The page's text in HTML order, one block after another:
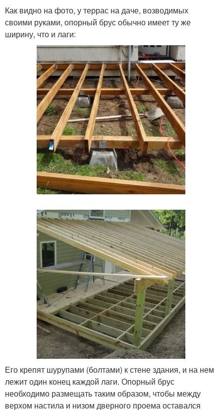
Как видно на фото, у террас на даче, возводимых
своими руками, опорный брус обычно имеет ту же
ширину, что и лаги:
Его крепят шурупами (болтами) к стене здания, и на нем
лежит один конец каждой лаги. Опорный брус
необходимо размещать таким образом, чтобы между
верхом настила и низом дверного проема оставался